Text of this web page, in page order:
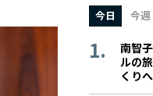
今日 今週
南智
ルの
くりへ